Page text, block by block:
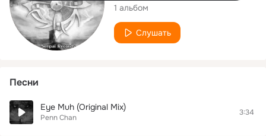
1 альбом
Слушать
Песни
Eye Muh (Original Mix)
Penn Chan
3:34